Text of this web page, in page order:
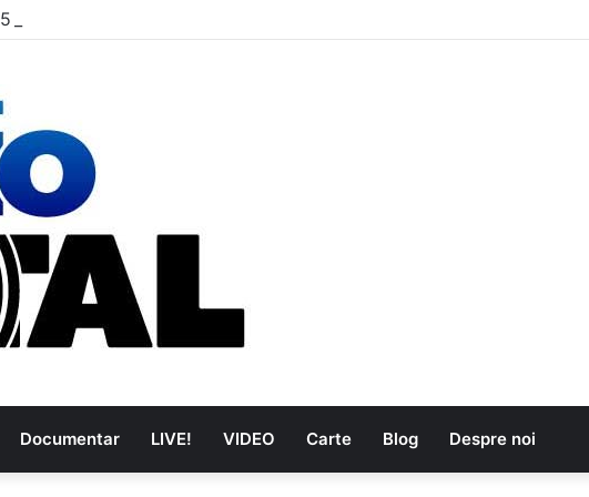
5 muzicieni care au dus muzica tradițională românească la un alt nivel
Documentar LIVE! VIDEO Carte Blog Despre noi